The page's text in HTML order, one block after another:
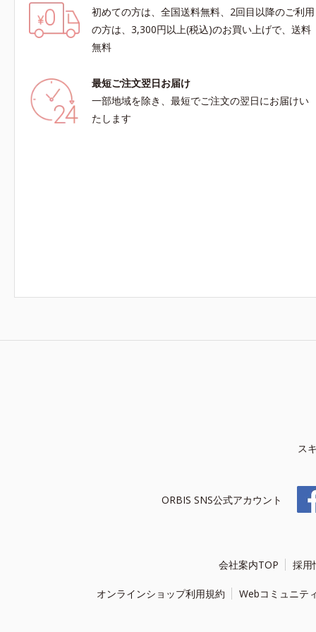
初めての方は、全国送料無料、2回目以降のご利用
の方は、3,300円以上(税込)のお買い上げで、送料
無料
最短ご注文翌日お届け
一部地域を除き、最短でご注文の翌日にお届けい
たします
ス
ORBIS SNS公式アカウント
会社案内TOP 採用
オンラインショップ利用規約 Webコミュニテ